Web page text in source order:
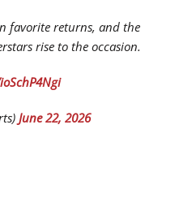
favorite returns, and the
rise to the occasion.
June 22, 2026